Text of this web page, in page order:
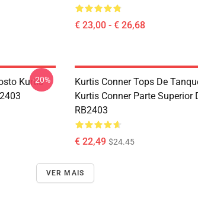
€ 23,00 - € 26,68
Kurtis
-20%
Kurtis Conner Tops De
Kurtis Conner Parte Superior
RB2403
€ 22,49 $24.45
VER MAIS